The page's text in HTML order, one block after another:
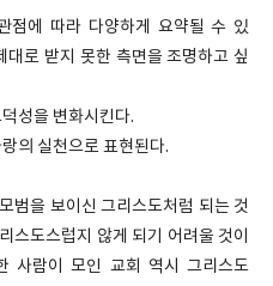
점에 따라 다양하게 요약될 수 있
로 받지 못한 측면을 조명하고 싶
성을 변화시킨다.
의 실천으로 표현된다.
범을 보이신 그리스도처럼 되는 것
스도스럽지 않게 되기 어려울 것이
사람이 모인 교회 역시 그리스도